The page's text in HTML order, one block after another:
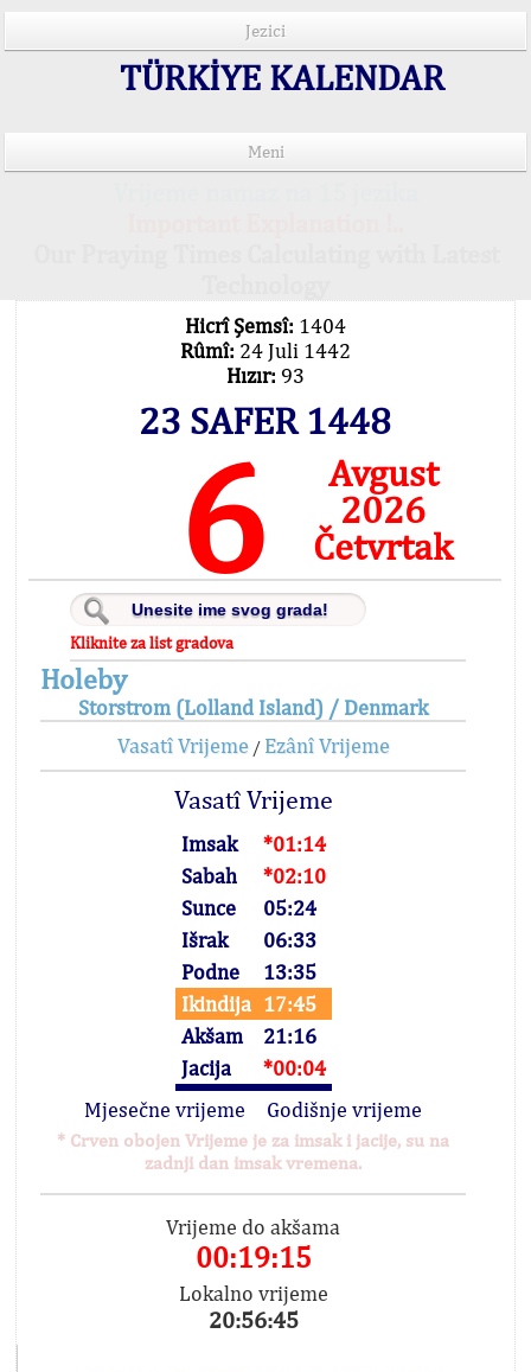
Jezici
TÜRKİYE KALENDAR
Meni
Hicrî Şemsî: 1404
Rûmî: 24 Juli 1442
Hızır: 93
23 SAFER 1448
6
Avgust
2026
Četvrtak
Kliknite za list gradova
Holeby
Storstrom (Lolland Island) / Denmark
Vasatî Vrijeme/ Ezânî Vrijeme
Vasatî Vrijeme
Imsak
*01:14
Sabah
*02:10
Sunce
05:24
Išrak
06:33
Podne
13:35
Ikindija 17:45
Akšam
21:16
Jacija
*00:04
Mjesečne vrijeme
Godišnje vrijeme
* Crven obojen Vrijeme je za imsak i jacije, su na
zadnji dan imsak vremena.
Vrijeme do akšama
00:19:15
Lokalno vrijeme
20:56:45